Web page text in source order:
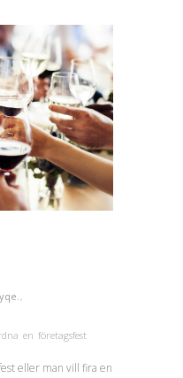
,
en företagsfest
eller man vill fira en